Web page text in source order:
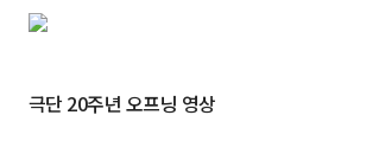
극단 20주년 오프닝 영상